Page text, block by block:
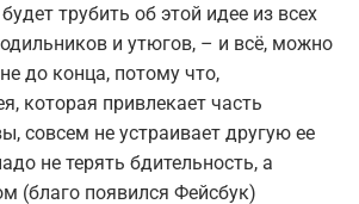
трубить об этой идее из всех
и утюгов, – и всё, можно
до конца, потому что,
которая привлекает часть
совсем не устраивает другую ее
не терять бдительность, а
(благо появился Фейсбук)